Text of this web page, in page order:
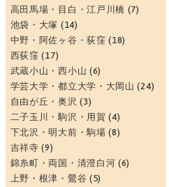
高田馬場・目白・江戸川橋 (7)
池袋・大塚 (14)
中野・阿佐ヶ谷・荻窪 (18)
西荻窪 (17)
武蔵小山・西小山 (6)
学芸大学・都立大学・大岡山 (24)
自由が丘・奥沢 (3)
二子玉川・駒沢・用賀 (4)
下北沢・明大前・駒場 (8)
吉祥寺 (9)
錦糸町・両国・清澄白河 (6)
上野・根津・鶯谷 (5)